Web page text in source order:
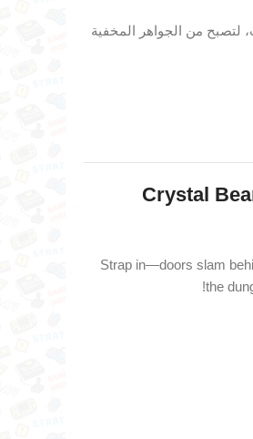
الزنزانات الكلاسيكية مع لمسة رسومية ملوّنة تناسب جيل الـ16‑بت، لتصبح من الجواهر المخفية
Crystal
⚔️✨ Strap in—doors slam
the